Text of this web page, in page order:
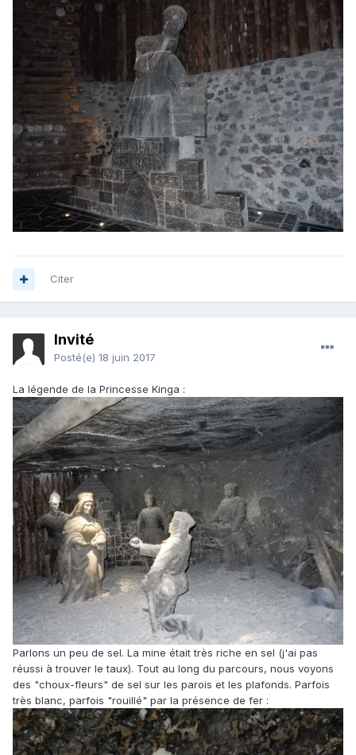
Citer
Invité
Posté(e) 18 juin 2017
La légende de la Princesse Kinga :
Parlons un peu de sel. La mine était très riche en sel (j'ai pas
réussi à trouver le taux). Tout au long du parcours, nous voyons
des "choux-fleurs" de sel sur les parois et les plafonds. Parfois
très blanc, parfois "rouillé" par la présence de fer :